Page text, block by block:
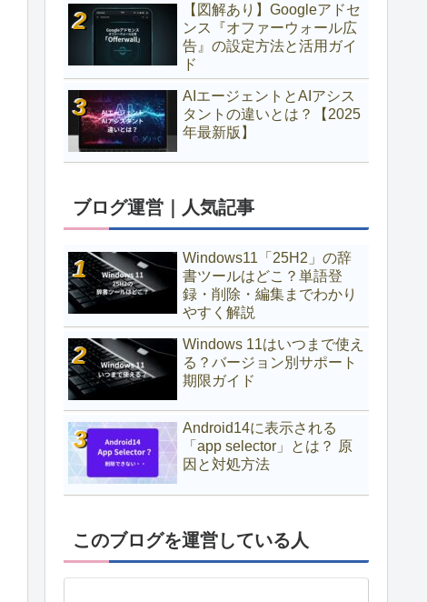
【図解あり】Googleアドセ
ンス『オファーウォール広
告』の設定方法と活用ガイ
ド
AIエージェントとAIアシス
タントの違いとは？【2025
年最新版】
ブログ運営｜人気記事
Windows11「25H2」の辞
書ツールはどこ？単語登
録・削除・編集までわかり
やすく解説
Windows 11はいつまで使え
る？バージョン別サポート
期限ガイド
Android14に表示される
「app selector」とは？ 原
因と対処方法
このブログを運営している人